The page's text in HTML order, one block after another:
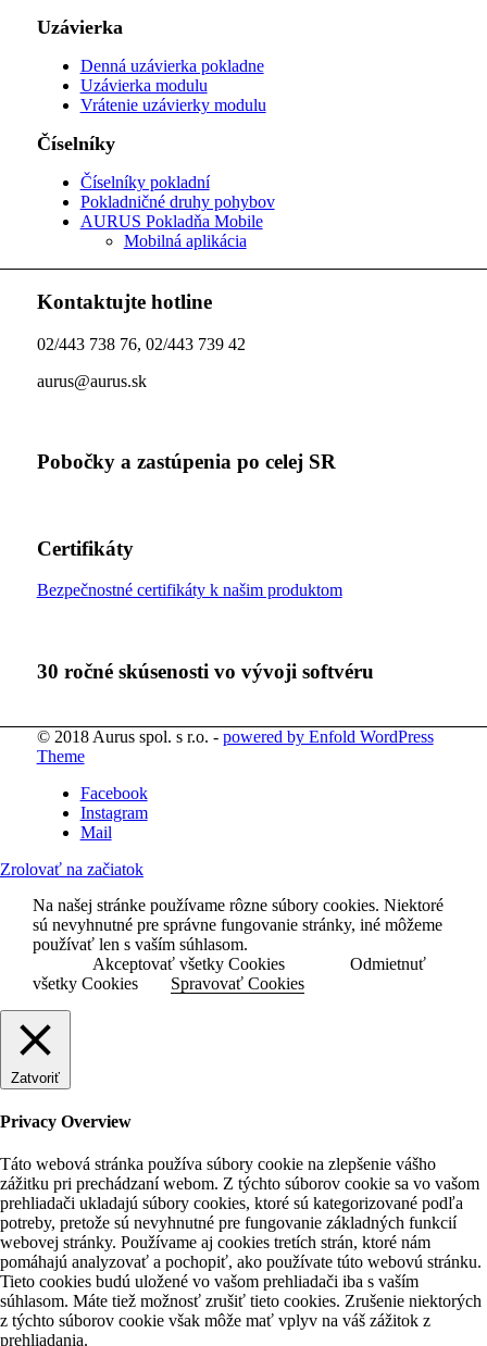
Uzávierka
Denná uzávierka pokladne
Uzávierka modulu
Vrátenie uzávierky modulu
Číselníky
Číselníky pokladní
Pokladničné druhy pohybov
AURUS Pokladňa Mobile
Mobilná aplikácia
Kontaktujte hotline
02/443 738 76, 02/443 739 42
aurus@aurus.sk
Pobočky a zastúpenia po celej SR
Certifikáty
Bezpečnostné certifikáty k našim produktom
30 ročné skúsenosti vo vývoji softvéru
© 2018 Aurus spol. s r.o. - powered by Enfold WordPress
Theme
Facebook
Instagram
Mail
Zrolovať na začiatok
Na našej stránke používame rôzne súbory cookies. Niektoré
sú nevyhnutné pre správne fungovanie stránky, iné môžeme
používať len s vaším súhlasom.
Akceptovať všetky Cookies
Odmietnuť
všetky Cookies
Spravovať Cookies
Zatvoriť
Privacy Overview
Táto webová stránka používa súbory cookie na zlepšenie vášho
zážitku pri prechádzaní webom. Z týchto súborov cookie sa vo vašom
prehliadači ukladajú súbory cookies, ktoré sú kategorizované podľa
potreby, pretože sú nevyhnutné pre fungovanie základných funkcií
webovej stránky. Používame aj cookies tretích strán, ktoré nám
pomáhajú analyzovať a pochopiť, ako používate túto webovú stránku.
Tieto cookies budú uložené vo vašom prehliadači iba s vaším
súhlasom. Máte tiež možnosť zrušiť tieto cookies. Zrušenie niektorých
z týchto súborov cookie však môže mať vplyv na váš zážitok z
prehliadania.